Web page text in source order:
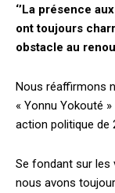
‘’La présence
ont toujours
obstacle au
Nous réaffirmons
« Yonnu Yokouté
action politique de
Se fondant sur les
nous avons